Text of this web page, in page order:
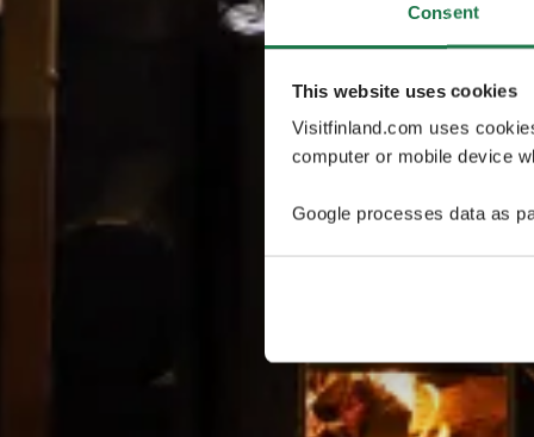
Consent
This website uses cookies
Visitfinland.com uses
computer or mobile device
Google processes data as